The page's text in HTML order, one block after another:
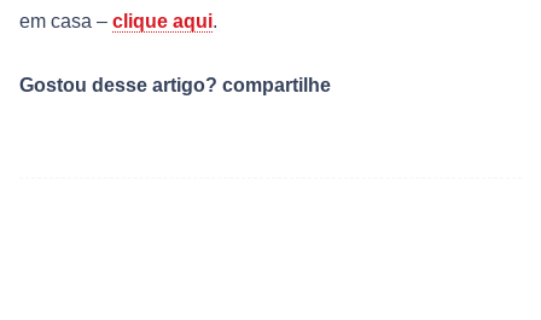
em casa – clique aqui.
Gostou desse artigo? compartilhe